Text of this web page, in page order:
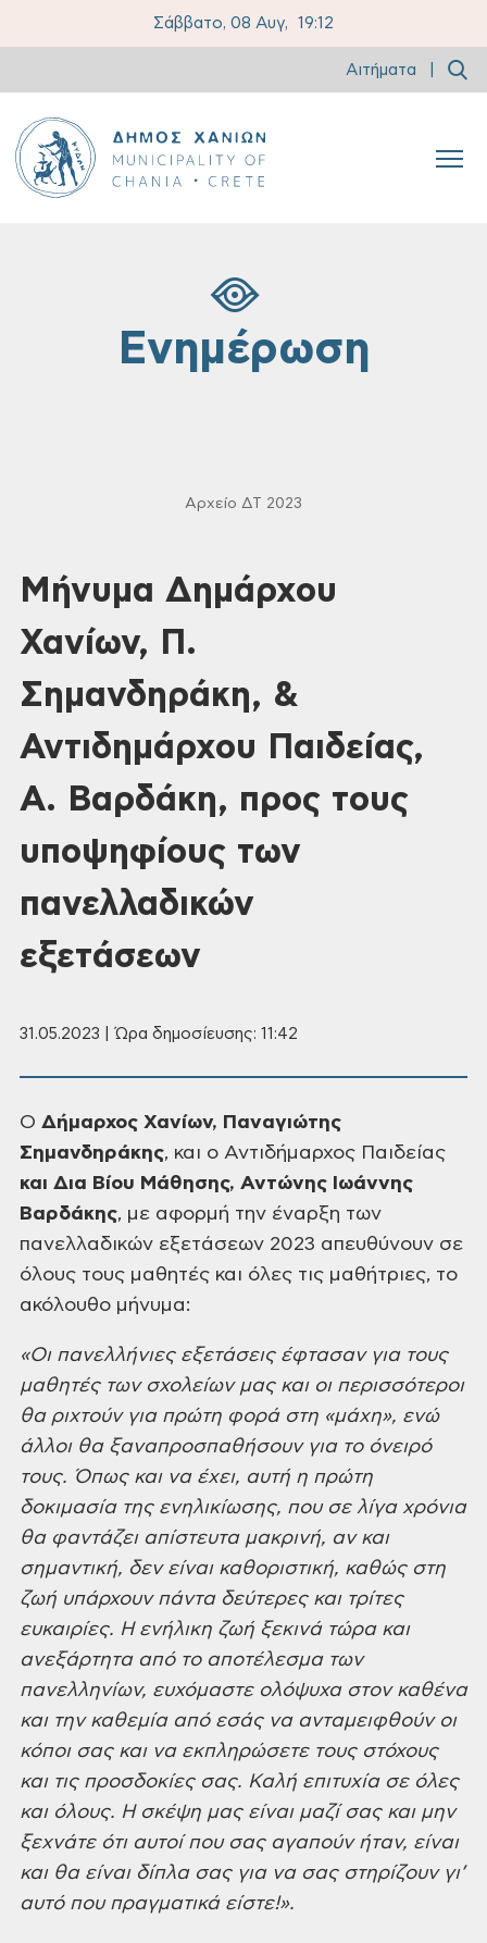
Σάββατο, 08 Αυγ, 19:12
Αιτήματα
Ενημέρωση
Αρχείο ΔΤ 2023
Μήνυμα Δημάρχου
Χανίων, Π.
Σημανδηράκη, &
Αντιδημάρχου Παιδείας,
Α. Βαρδάκη, προς τους
υποψηφίους των
πανελλαδικών
εξετάσεων
31.05.2023 | Ώρα δημοσίευσης: 11:42
Ο Δήμαρχος Χανίων, Παναγιώτης
Σημανδηράκης, και ο Αντιδήμαρχος Παιδείας
και Δια Βίου Μάθησης, Αντώνης Ιωάννης
Βαρδάκης, με αφορμή την έναρξη των
πανελλαδικών εξετάσεων 2023 απευθύνουν σε
όλους τους μαθητές και όλες τις μαθήτριες, το
ακόλουθο μήνυμα:
«Οι πανελλήνιεςεξετάσεις έφτασαν για τους
μαθητές των σχολείων μας και οι περισσότεροι
θαριχτούν για πρώτη φορά στη «μάχη», ενώ
άλλοι θα ξαναπροσπαθήσουν για το όνειρό
τους. Όπως και να έχει, αυτή η πρώτη
δοκιμασία της ενηλικίωσης, που σε λίγαχρόνια
θα φαντάζει απίστευτα μακρινή, αν και
σημαντική, δεν είναι καθοριστική, καθώς στη
ζωή υπάρχουν πάντα δεύτερες και τρίτες
ευκαιρίες. Η ενήλικη ζωή ξεκινά τώρα και
ανεξάρτητα από το αποτέλεσμα των
πανελληνίων, ευχόμαστε ολόψυχαστον καθένα
και την καθεμία από εσάς να ανταμειφθούν οι
κόποι σας και να εκπληρώσετετους στόχους
και τις προσδοκίες σας. Καλή επιτυχία σε όλες
και όλους. Η σκέψη μας είναι μαζί σας και μην
ξεχνάτε ότι αυτοί που σας αγαπούν ήταν, είναι
και θαείναι δίπλα σας για να σας στηρίζουν γι’
αυτό που πραγματικά είστε!».